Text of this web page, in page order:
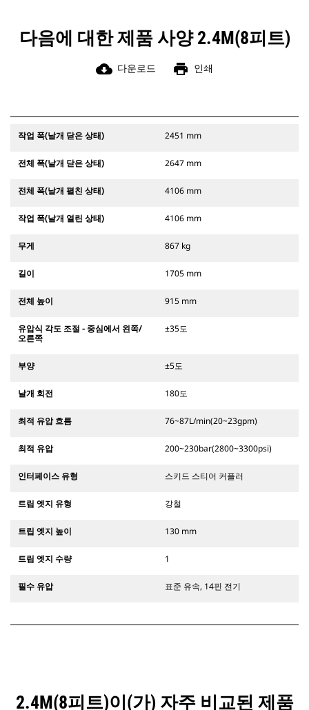
다음에 대한 제품 사양 2.4M(8피트)
cloud_download 다운로드 print 인쇄
작업 폭(날개 닫은 상태) 2451 mm
전체 폭(날개 닫은 상태) 2647 mm
전체 폭(날개 펼친 상태) 4106 mm
작업 폭(날개 열린 상태) 4106 mm
무게 867 kg
길이 1705 mm
전체 높이 915 mm
유압식 각도 조절 - 중심에서 왼쪽/
오른쪽
±35도
부양 ±5도
날개 회전 180도
최적 유압 흐름 76~87L/min(20~23gpm)
최적 유압 200~230bar(2800~3300psi)
인터페이스 유형 스키드 스티어 커플러
트립 엣지 유형 강철
트립 엣지 높이 130 mm
트립 엣지 수량 1
필수 유압 표준 유속, 14핀 전기
2.4M(8피트)이(가) 자주 비교된 제품